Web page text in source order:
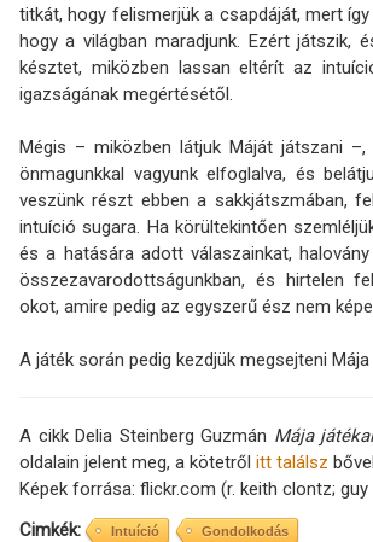
titkát, hogy felismerjük a csapdáját, mert
hogy a világban maradjunk. Ezért játszik,
késztet, miközben lassan eltérít az
igazságának megértésétől.
Mégis – miközben látjuk Máját játszani –,
önmagunkkal vagyunk elfoglalva, és
veszünk részt ebben a sakkjátszmában,
intuíció sugara. Ha körültekintően
és a hatására adott válaszainkat,
összezavarodottságunkban, és hirtelen
okot, amire pedig az egyszerű ész nem
A játék során pedig kezdjük megsejteni Mája
A cikk Delia Steinberg Guzmán Mája játékai
oldalain jelent meg, a kötetről itt találsz
Képek forrása: flickr.com (r. keith clontz;
Cimkék
Intuíció Gondolkodás